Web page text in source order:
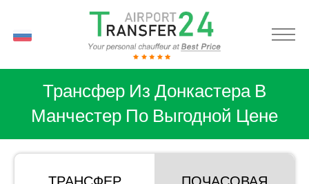
Трансфер Из Донкастера В
Манчестер По Выгодной Цене